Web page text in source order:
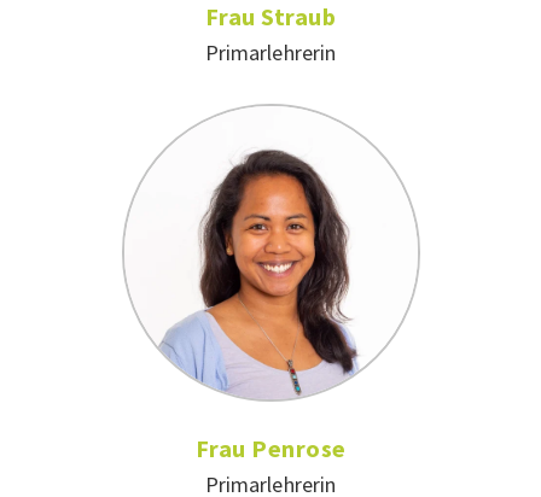
Frau Straub
Primarlehrerin
Frau Penrose
Primarlehrerin